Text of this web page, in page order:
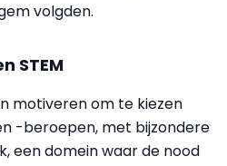
volgden.
STEM
motiveren om te kiezen
-beroepen, met bijzondere
een domein waar de nood